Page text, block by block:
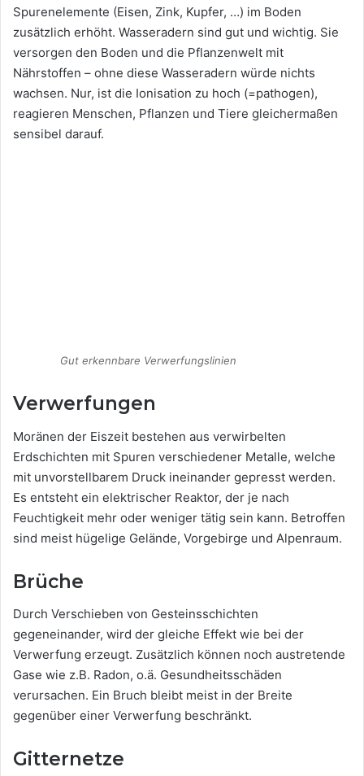
Spurenelemente (Eisen, Zink, Kupfer, …) im Boden
zusätzlich erhöht. Wasseradern sind gut und wichtig. Sie
versorgen den Boden und die Pflanzenwelt mit
Nährstoffen – ohne diese Wasseradern würde nichts
wachsen. Nur, ist die Ionisation zu hoch (=pathogen),
reagieren Menschen, Pflanzen und Tiere gleichermaßen
sensibel darauf.
Gut erkennbare Verwerfungslinien
Verwerfungen
Moränen der Eiszeit bestehen aus verwirbelten
Erdschichten mit Spuren verschiedener Metalle, welche
mit unvorstellbarem Druck ineinander gepresst werden.
Es entsteht ein elektrischer Reaktor, der je nach
Feuchtigkeit mehr oder weniger tätig sein kann. Betroffen
sind meist hügelige Gelände, Vorgebirge und Alpenraum.
Brüche
Durch Verschieben von Gesteinsschichten
gegeneinander, wird der gleiche Effekt wie bei der
Verwerfung erzeugt. Zusätzlich können noch austretende
Gase wie z.B. Radon, o.ä. Gesundheitsschäden
verursachen. Ein Bruch bleibt meist in der Breite
gegenüber einer Verwerfung beschränkt.
Gitternetze